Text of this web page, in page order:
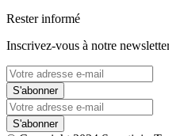
Rester informé
Inscrivez-vous à notre
S'abonner
S'abonner